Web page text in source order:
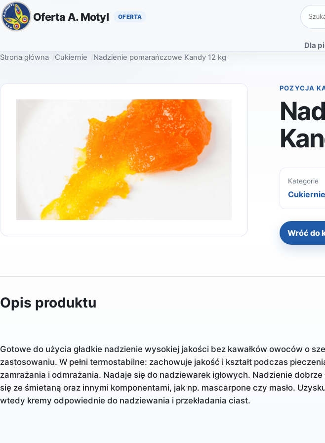
Oferta A. Motyl
Dla
Strona główna Cukiernie Nadzienie pomarańczowe Kandy 12 kg
POZYCJA
Kategorie
Cukiernie
Wróć do
Opis produktu
Gotowe do użycia gładkie nadzienie wysokiej jakości bez kawałków owoców o
zastosowaniu. W pełni termostabilne: zachowuje jakość i kształt podczas
zamrażania i odmrażania. Nadaje się do nadziewarek igłowych. Nadzienie dobrze
się ze śmietaną oraz innymi komponentami, jak np. mascarpone czy masło.
wtedy kremy odpowiednie do nadziewania i przekładania ciast.